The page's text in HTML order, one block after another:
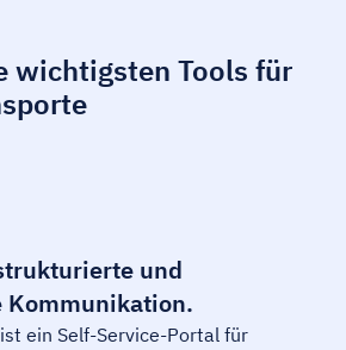
wichtigsten Tools für
und
ein Self-Service-Portal für